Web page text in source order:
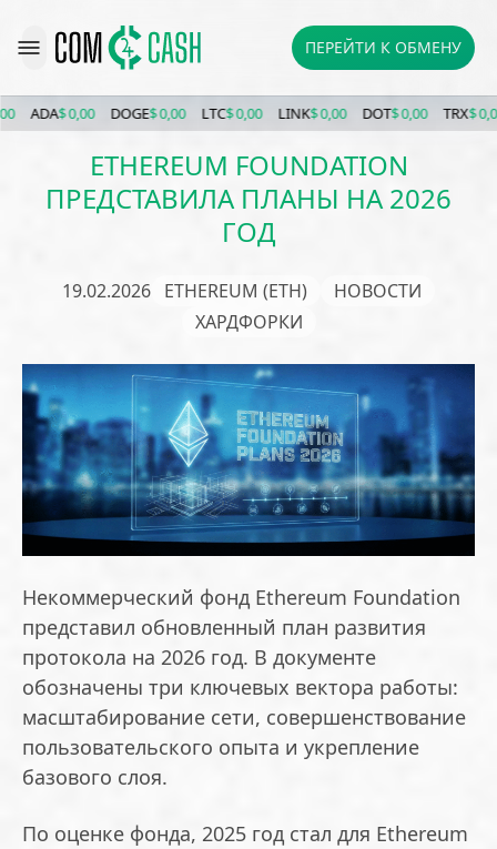
ПЕРЕЙТИ К ОБМЕНУ
$ 0,00 DOGE$ 0,00 LTC $ 0,00 LINK $ 0,00 DOT $ 0,00 TRX $ 0,00
ETHEREUM FOUNDATION
ПРЕДСТАВИЛА ПЛАНЫ НА 2026
ГОД
19.02.2026 ETHEREUM (ETH)
НОВОСТИ
ХАРДФОРКИ
Некоммерческий фонд Ethereum Foundation
представил обновленный план развития
протокола на 2026 год. В документе
обозначены три ключевых вектора работы:
масштабирование сети, совершенствование
пользовательского опыта и укрепление
базового слоя.
По оценке фонда, 2025 год стал для Ethereum